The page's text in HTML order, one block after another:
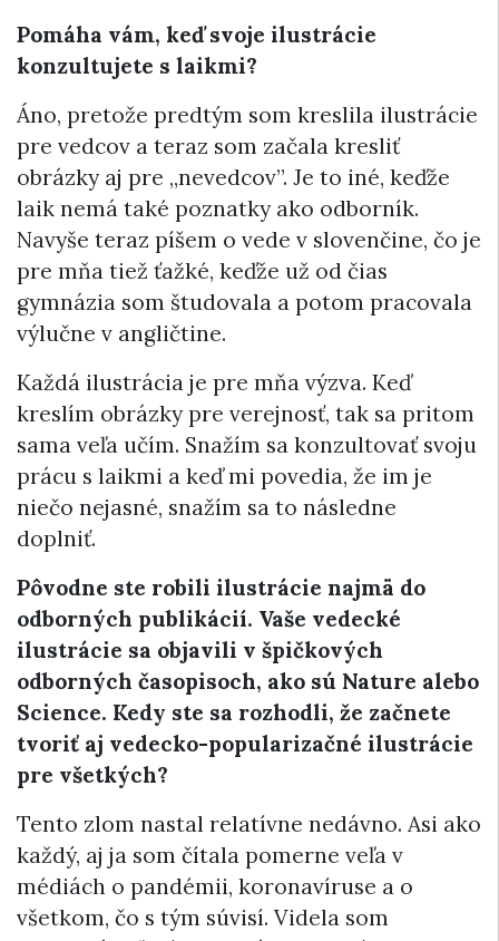
Pomáha vám, keď svoje ilustrácie
konzultujete s laikmi?
Áno, pretože predtým som kreslila ilustrácie
pre vedcov a teraz som začala kresliť
obrázky aj pre „nevedcov”. Je to iné, keďže
laik nemá také poznatky ako odborník.
Navyše teraz píšem o vede v slovenčine, čo je
pre mňa tiež ťažké, keďže už od čias
gymnázia som študovala a potom pracovala
výlučne v angličtine.
Každá ilustrácia je pre mňa výzva. Keď
kreslím obrázky pre verejnosť, tak sa pritom
sama veľa učím. Snažím sa konzultovať svoju
prácu s laikmi a keď mi povedia, že im je
niečo nejasné, snažím sa to následne
doplniť.
Pôvodne ste robili ilustrácie najmä do
odborných publikácií. Vaše vedecké
ilustrácie sa objavili v špičkových
odborných časopisoch, ako sú Nature alebo
Science. Kedy ste sa rozhodli, že začnete
tvoriť aj vedecko-popularizačné ilustrácie
pre všetkých?
Tento zlom nastal relatívne nedávno. Asi ako
každý, aj ja som čítala pomerne veľa v
médiách o pandémii, koronavíruse a o
všetkom, čo s tým súvisí. Videla som